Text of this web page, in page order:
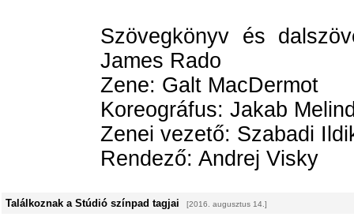
Szövegkönyv és
James Rado
Zene: Galt MacDermot
Koreográfus: Jakab
Zenei vezető: Szabadi
Rendező: Andrej Visky
Találkoznak a Stúdió színpad tagjai [2016. augusztus 14.]